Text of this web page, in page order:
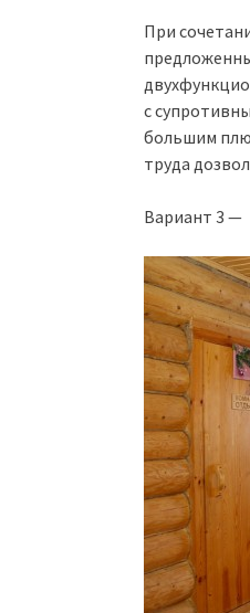
При
с
большим
труда
Вариант 3 —